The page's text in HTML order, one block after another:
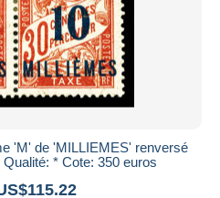
'M' de 'MILLIEMES' renversé
* Cote: 350 euros